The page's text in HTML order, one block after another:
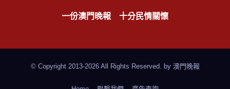
一份澳門晚報 十分民情關懷
© Copyright 2013-2026 All Rights Reserved. by 澳門晚報